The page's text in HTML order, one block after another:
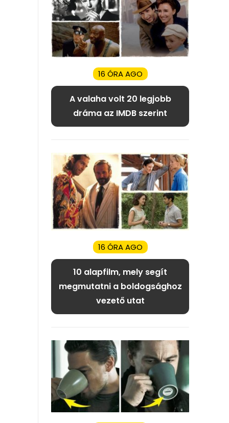
16 ÓRA AGO
A valaha volt 20 legjobb
dráma az IMDB szerint
16 ÓRA AGO
10 alapfilm, mely segít
megmutatni a boldogsághoz
vezető utat